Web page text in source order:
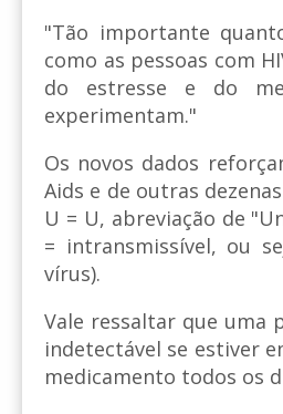
"Tão importante
como as pessoas com
do estresse e do
experimentam."
Os novos dados
Aids e de outras
U = U, abreviação de
= intransmissível, ou
vírus).
Vale ressaltar que uma
indetectável se estiver
medicamento todos os